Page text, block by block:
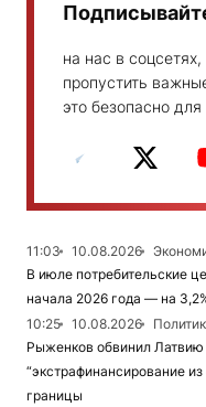
на нас в
пропустить
это безопасно для
11:03 10.08.2026
В июле потребительские
начала 2026 года — на
10:25
10.08.2026
Рыженков обвинил Латвию
“экстрафинансирование
границы